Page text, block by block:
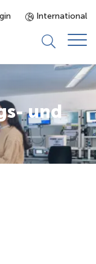
International
und